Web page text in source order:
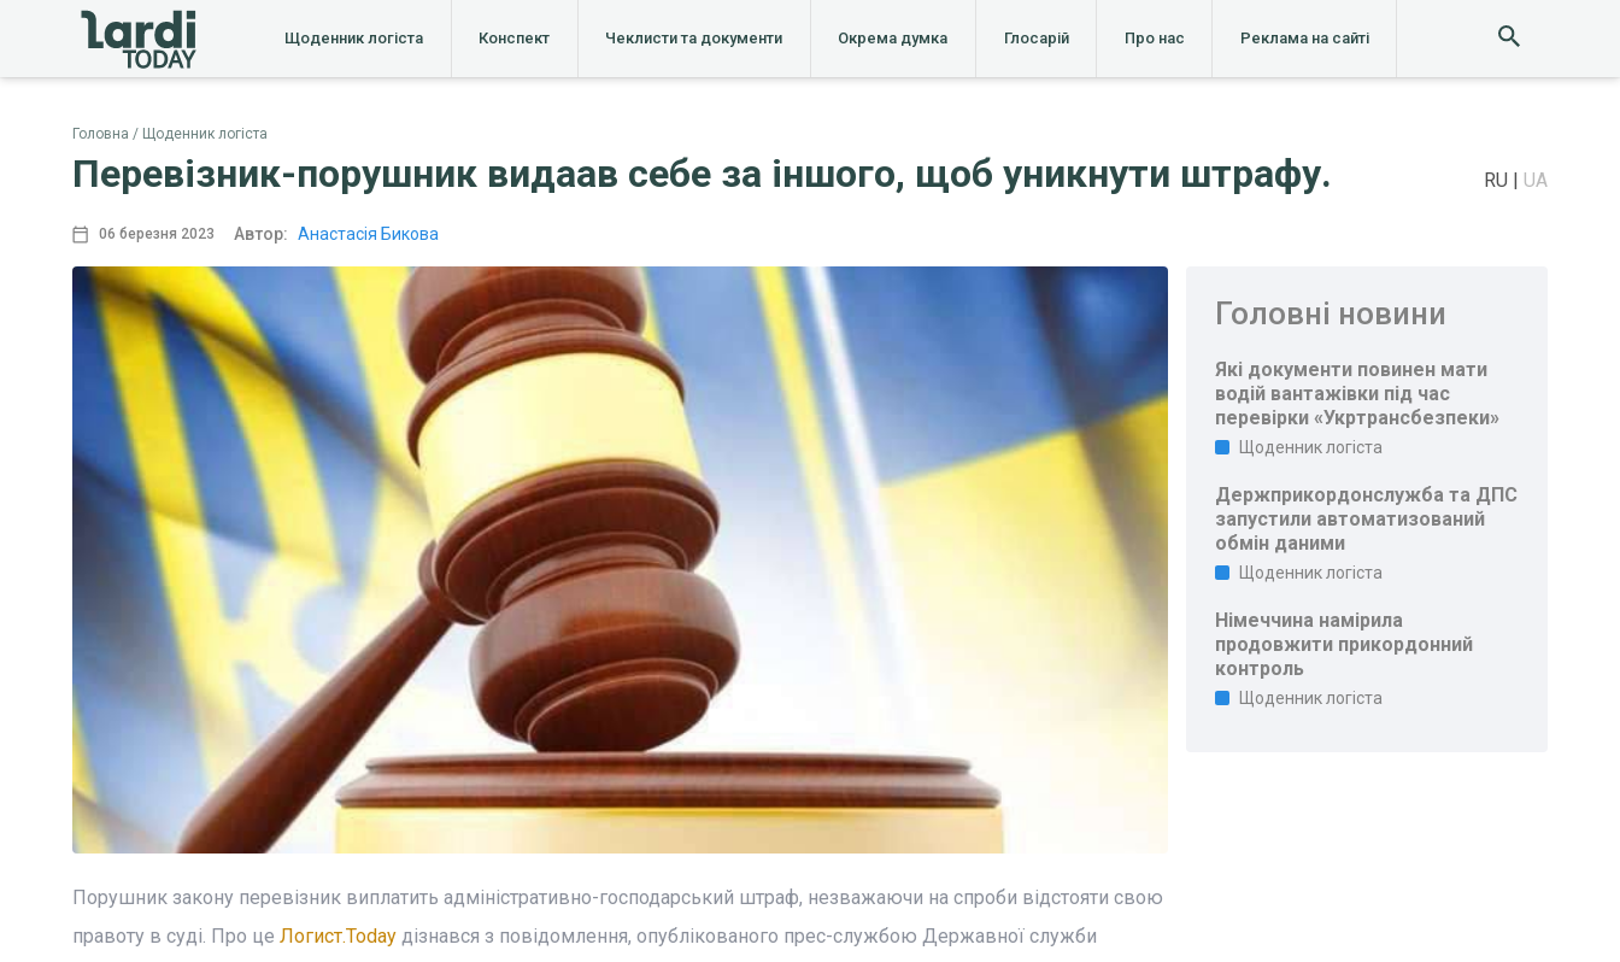
Щоденник логіста Конспект Чеклисти та документи Окрема думка Глосарій Про нас Реклама на сайті
Головна Щоденник логіста
Перевізник-порушник видаав себе за іншого, щоб уникнути штрафу. RU UA
06 березня 2023 Автор: Анастасія Бикова
Порушник закону перевізник виплатить адміністративно-господарський штраф, незважаючи на спроби відстояти свою
правоту в суді. Про це Логист.Todayдізнався з повідомлення, опублікованого прес-службою Державної служби
Головні новини
Які документи повинен мати
водій вантажівки під час
перевірки «Укртрансбезпеки»
Щоденник логіста
Держприкордонслужба та ДПС
запустили автоматизований
обмін даними
Щоденник логіста
Німеччина намірила
продовжити прикордонний
контроль
Щоденник логіста